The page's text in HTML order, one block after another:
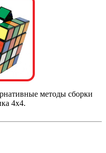
методы сборки
4х4.